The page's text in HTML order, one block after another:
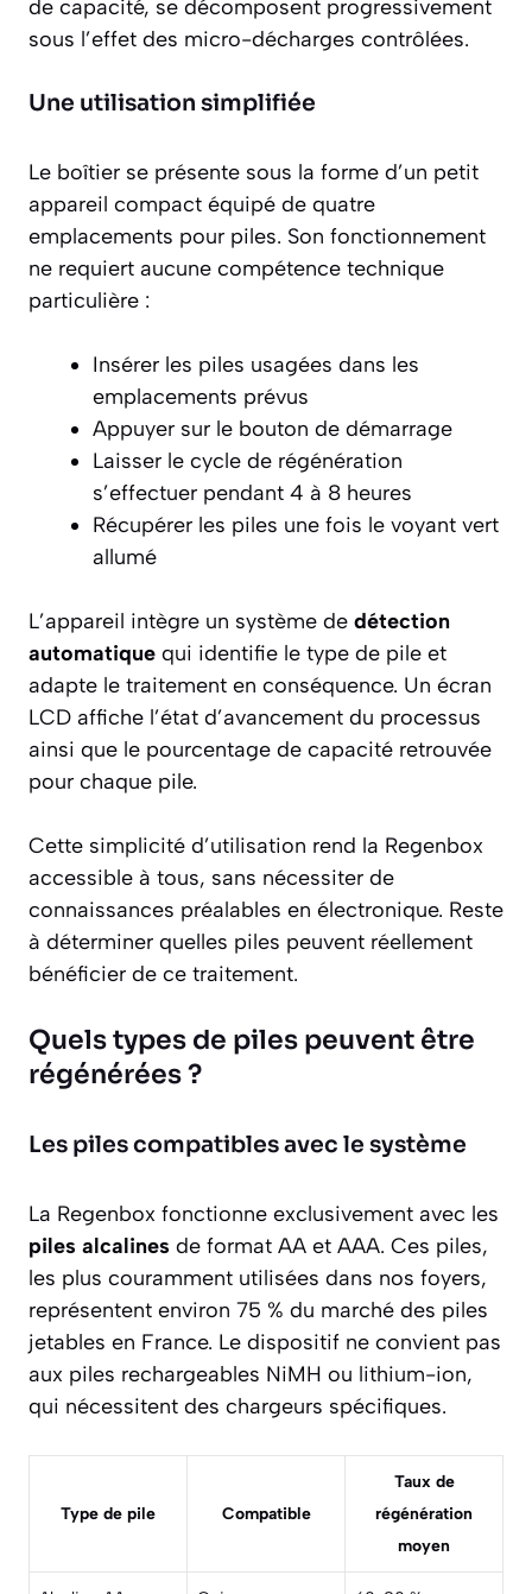
de capacité, se décomposent progressivement
sous l’effet des micro-décharges contrôlées.
Une utilisation simplifiée
Le boîtier se présente sous la forme d’un petit
appareil compact équipé de quatre
emplacements pour piles. Son fonctionnement
ne requiert aucune compétence technique
particulière :
Insérer les piles usagées dans les
emplacements prévus
Appuyer sur le bouton de démarrage
Laisser le cycle de régénération
s’effectuer pendant 4 à 8 heures
Récupérer les piles une fois le voyant vert
allumé
L’appareil intègre un système de détection
automatique qui identifie le type de pile et
adapte le traitement en conséquence. Un écran
LCD affiche l’état d’avancement du processus
ainsi que le pourcentage de capacité retrouvée
pour chaque pile.
Cette simplicité d’utilisation rend la Regenbox
accessible à tous, sans nécessiter de
connaissances préalables en électronique. Reste
à déterminer quelles piles peuvent réellement
bénéficier de ce traitement.
Quels types de piles peuvent être
régénérées ?
Les piles compatibles avec le système
La Regenbox fonctionne exclusivement avec les
piles alcalines de format AA et AAA. Ces piles,
les plus couramment utilisées dans nos foyers,
représentent environ 75 % du marché des piles
jetables en France. Le dispositif ne convient pas
aux piles rechargeables NiMH ou lithium-ion,
qui nécessitent des chargeurs spécifiques.
Type de pile Compatible
Taux de
régénération
moyen